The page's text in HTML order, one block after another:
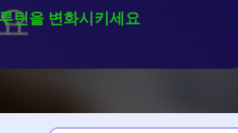
틴을 변화시키세요